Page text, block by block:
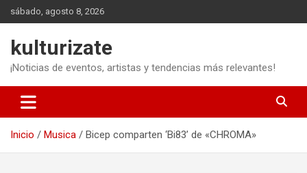
Saltar
al
sábado, agosto 8, 2026
kulturizate
¡Noticias de eventos, artistas y tendencias más relevantes!
Inicio Musica Bicep comparten ‘Bi83’ de «CHROMA»